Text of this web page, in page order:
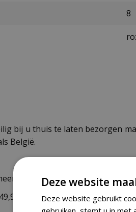
8
bij u thuis te laten bezorgen
België.
verzenden wij gratis.
zijn er 2 tarieven:
Deze website
Deze website gebruikt